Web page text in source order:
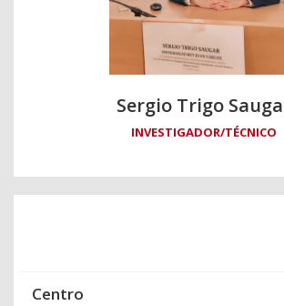
Sergio Trigo
INVESTIGADOR/TÉCNICO
Centro